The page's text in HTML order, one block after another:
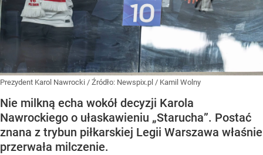
Prezydent Karol Nawrocki / Źródło: Newspix.pl / Kamil Wolny
Nie milkną echa wokół decyzji Karola
Nawrockiego o ułaskawieniu „Starucha”. Postać
znana z trybun piłkarskiej Legii Warszawa właśnie
przerwała milczenie.